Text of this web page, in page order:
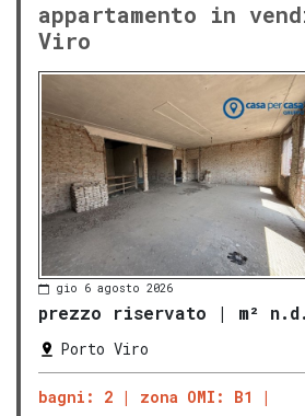
appartamento in
Viro
gio 6 agosto 2026
prezzo riservato | m² n.d.
Porto Viro
bagni: 2 zona OMI: B1